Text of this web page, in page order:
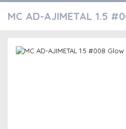
MC AD-AJIMETAL 1.5